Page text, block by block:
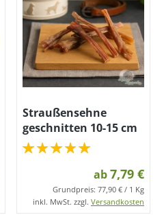
Straußensehne
geschnitten 10-15 cm
ab7,79 €
Grundpreis: 77,90 € / 1 Kg
inkl. MwSt. zzgl. Versandkosten